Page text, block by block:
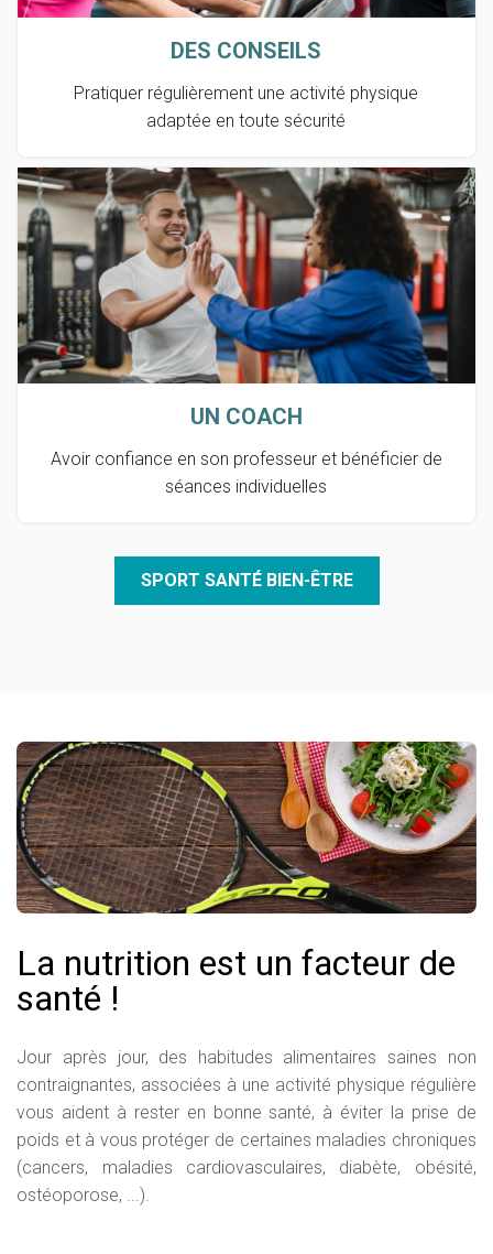
DES CONSEILS
Pratiquer régulièrement une activité physique
adaptée en toute sécurité
UN COACH
Avoir confiance en son professeur et bénéficier de
séances individuelles
SPORT SANTÉ BIEN-ÊTRE
La nutrition est un facteur de
santé !
Jour après jour, des habitudes alimentaires saines non
contraignantes, associées à une activité physique régulière
vous aident à rester en bonne santé, à éviter la prise de
poids et à vous protéger de certaines maladies chroniques
(cancers, maladies cardiovasculaires, diabète, obésité,
ostéoporose, ...).